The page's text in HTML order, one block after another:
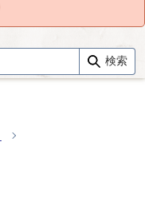
検索